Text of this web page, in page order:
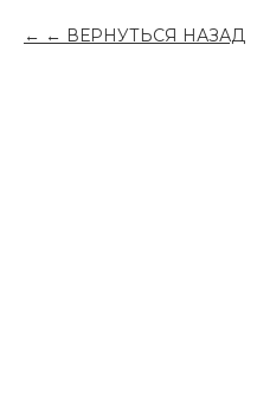
← ВЕРНУТЬСЯ НАЗАД